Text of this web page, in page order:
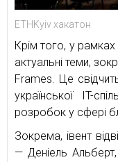
ETHKyiv хакатон
Крім того, у
актуальні теми,
Frames. Це
української IT-
розробок у сфері
Зокрема, івент
— Деніель